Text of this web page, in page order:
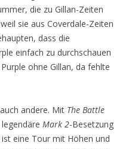
die zu Gillan-Zeiten
sie aus Coverdale-Zeiten
dass die
einfach zu durchschauen
ohne Gillan, da fehlte
andere. Mit The Battle
Mark 2-Besetzung
eine Tour mit Höhen und